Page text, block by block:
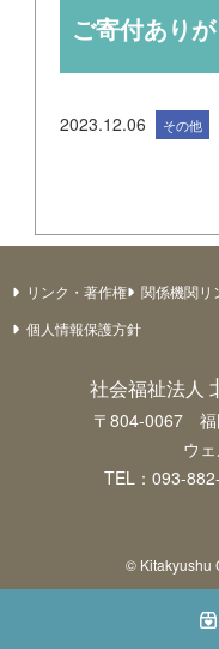
ご寄付あり
2023.12.06 その他
リンク・著作権 関係機関リ
個人情報保護方針
社会福祉法人
〒804-0067 福
ウ
TEL：093-
© Kitakyushu